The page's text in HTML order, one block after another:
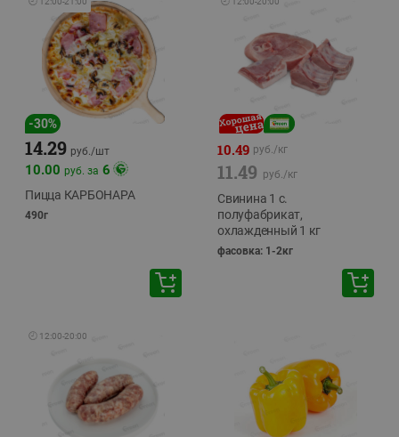
-30%
14.29 руб./шт
10.00 руб. за 6
Пицца КАРБОНАРА
490г
10.49 руб./кг
11.49 руб./кг
Свинина 1 с.
полуфабрикат,
охлажденный 1 кг
фасовка: 1-2кг
🕘 12:00-20:00